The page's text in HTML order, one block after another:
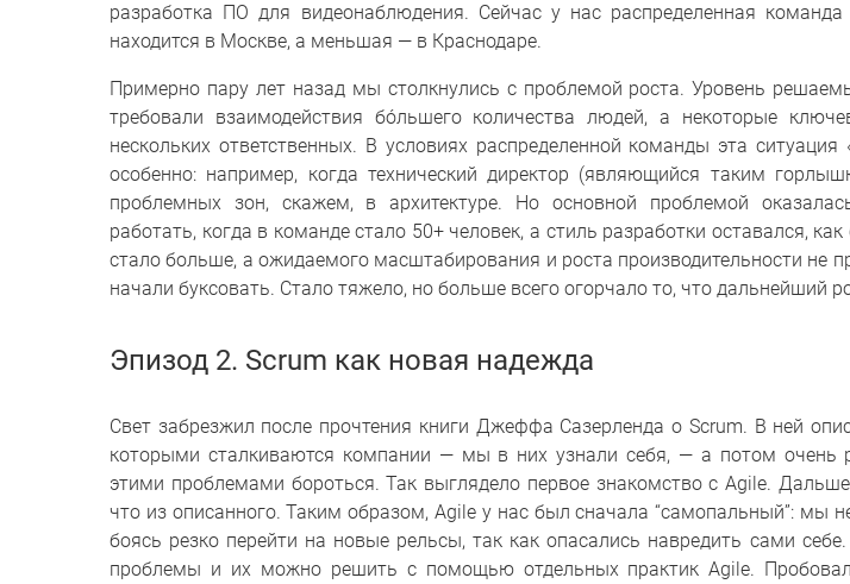
разработка ПО для видеонаблюдения. Сейчас у нас распределенная
находится в Москве, а меньшая — в Краснодаре.
Примерно пару лет назад мы столкнулись с проблемой роста. Уровень
требовали взаимодействия бóльшего количества людей, а некоторые
нескольких ответственных. В условиях распределенной команды эта
особенно: например, когда технический директор (являющийся таким
проблемных зон, скажем, в архитектуре. Но основной проблемой
работать, когда в команде стало 50+ человек, а стиль разработки оставался,
стало больше, а ожидаемого масштабирования и роста производительности не
начали буксовать. Стало тяжело, но больше всего огорчало то, что дальнейший
Эпизод 2. Scrum как новая надежда
Свет забрезжил после прочтения книги Джеффа Сазерленда о Scrum. В ней
которыми сталкиваются компании — мы в них узнали себя, — а потом очень
этими проблемами бороться. Так выглядело первое знакомство с Agile.
что из описанного. Таким образом, Agile у нас был сначала “самопальный”: мы
боясь резко перейти на новые рельсы, так как опасались навредить сами
проблемы и их можно решить с помощью отдельных практик Agile.